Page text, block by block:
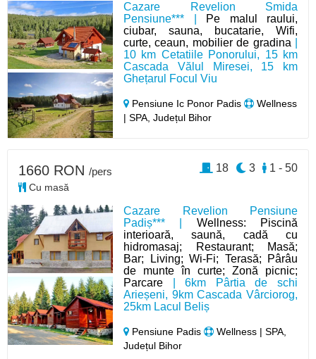
Cazare Revelion Smida
Pensiune*** |
Pe malul raului,
ciubar, sauna, bucatarie, Wifi,
curte, ceaun, mobilier de gradina
10 km Cetatiile Ponorului, 15 km
Cascada Vălul Miresei, 15 km
Ghețarul Focul Viu
Pensiune Ic Ponor Padis
Wellness
| SPA, Județul Bihor
Cazare Revelion Pensiune
Padiș*** | Wellness: Piscină
interioară, saună, cadă cu
hidromasaj; Restaurant; Masă;
Bar; Living; Wi-Fi; Terasă; Pârâu
de munte în curte; Zonă picnic;
Parcare | 6km Pârtia de schi
Arieșeni, 9km Cascada Vârciorog,
25km Lacul Beliș
Pensiune Padis
Wellness | SPA,
Județul Bihor
1660 RON /pers
Cu masă
1 - 50
3
18